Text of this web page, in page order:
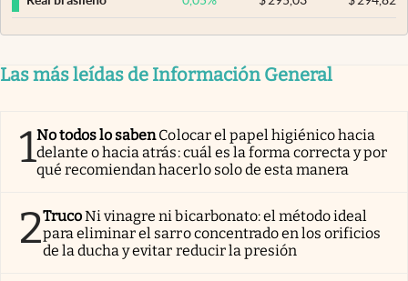
Las más leídas de Información General
1No todos lo sabenColocar el papel higiénico hacia
delante o hacia atrás: cuál es la forma correcta y por
qué recomiendan hacerlo solo de esta manera
2TrucoNi vinagre ni bicarbonato: el método ideal
para eliminar el sarro concentrado en los orificios
de la ducha y evitar reducir la presión